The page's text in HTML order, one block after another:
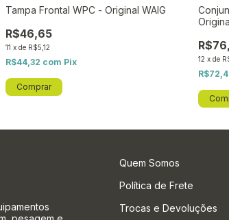
Tampa Frontal WPC - Original WAIG
R$46,65
11 x de R$5,12
R$44,32 com Pix 12 x de
Quem Somos
Política de Frete
Trocas e Devoluções